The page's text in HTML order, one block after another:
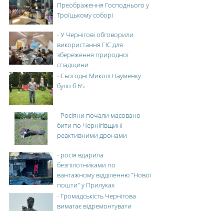
Преображення Господнього у
Троїцькому соборі
-У Чернігові обговорили
використання ГІС для
збереження природної
спадщини
-Сьогодні Миколі Науменку
було б 65
- Росіяни почали масовано
бити по Чернігівщині
реактивними дронами
- росія вдарила
безпілотниками по
вантажному відділенню "Нової
пошти" у Прилуках
- Громадськість Чернігова
вимагає відремонтувати